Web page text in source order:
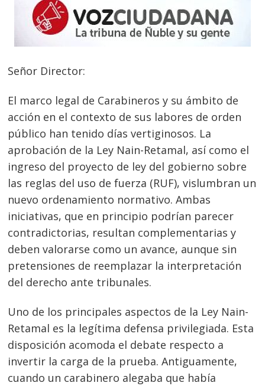
Señor Director:
El marco legal de Carabineros y su ámbito de
acción en el contexto de sus labores de orden
público han tenido días vertiginosos. La
aprobación de la Ley Nain-Retamal, así como el
ingreso del proyecto de ley del gobierno sobre
las reglas del uso de fuerza (RUF), vislumbran un
nuevo ordenamiento normativo. Ambas
iniciativas, que en principio podrían parecer
contradictorias, resultan complementarias y
deben valorarse como un avance, aunque sin
pretensiones de reemplazar la interpretación
del derecho ante tribunales.
Uno de los principales aspectos de la Ley Nain-
Retamal es la legítima defensa privilegiada. Esta
disposición acomoda el debate respecto a
invertir la carga de la prueba. Antiguamente,
cuando un carabinero alegaba que había